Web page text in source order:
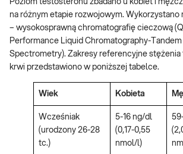
na różnym etapie rozwojowym. Wykorzystano
– wysokosprawną chromatografię cieczową
Performance Liquid Chromatography-Tandem
Spectrometry). Zakresy referencyjne
krwi przedstawiono w poniższej tabelce.
Wiek Kobieta
Wcześniak
(urodzony 26-28
tc.)
5-16 ng/dl
(0,17-0,55
nmol/l)